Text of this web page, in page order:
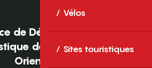
Vélos
Sites touristiques
de Développement
des Pyrénées-
Orientales